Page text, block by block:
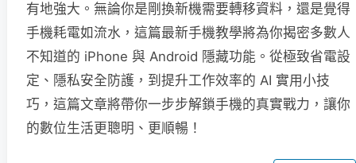
有地強大。無論你是剛換新機需要轉移資料，還是覺得
手機耗電如流水，這篇最新手機教學將為你揭密多數人
不知道的 iPhone 與 Android 隱藏功能。從極致省電設
定、隱私安全防護，到提升工作效率的 AI 實用小技
巧，這篇文章將帶你一步步解鎖手機的真實戰力，讓你
的數位生活更聰明、更順暢！